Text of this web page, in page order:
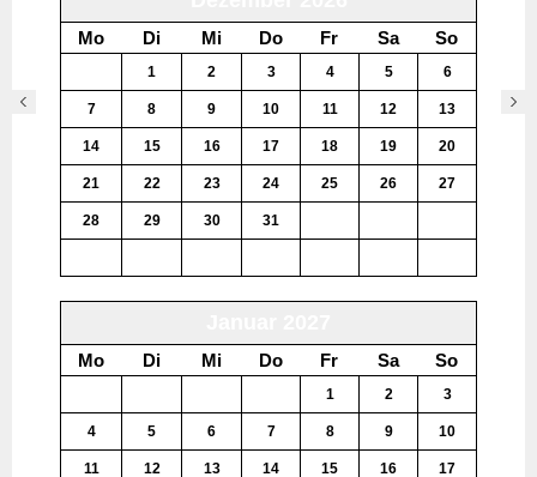
Mo Di Mi Do Fr Sa So
1 2 3 4 5 6
7 8 9 10 11 12 13
14 15 16 17 18 19 20
21 22 23 24 25 26 27
28 29 30 31
Mo Di Mi Do Fr Sa So
1 2 3
4 5 6 7 8 9 10
11 12 13 14 15 16 17